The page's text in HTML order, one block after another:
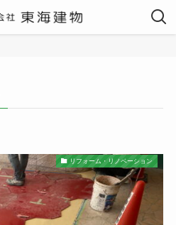
リフォーム・リノベーション